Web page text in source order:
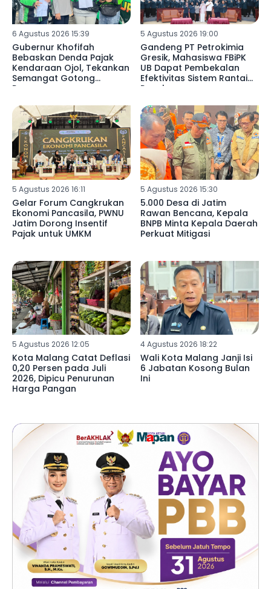
6 Agustus 2026 15:39
Gubernur Khofifah
Bebaskan Denda Pajak
Kendaraan Ojol, Tekankan
Semangat Gotong
Royong
5 Agustus 2026 19:00
Gandeng PT Petrokimia
Gresik, Mahasiswa FBiPK
UB Dapat Pembekalan
Efektivitas Sistem Rantai
Pasok
5 Agustus 2026 16:11
Gelar Forum Cangkrukan
Ekonomi Pancasila, PWNU
Jatim Dorong Insentif
Pajak untuk UMKM
5 Agustus 2026 15:30
5.000 Desa di Jatim
Rawan Bencana, Kepala
BNPB Minta Kepala Daerah
Perkuat Mitigasi
5 Agustus 2026 12:05
Kota Malang Catat Deflasi
0,20 Persen pada Juli
2026, Dipicu Penurunan
Harga Pangan
4 Agustus 2026 18:22
Wali Kota Malang Janji Isi
6 Jabatan Kosong Bulan
Ini